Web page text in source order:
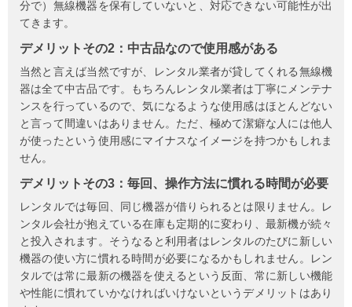
分で）無線機器を保有していないと、対応できない可能性が出
てきます。
デメリットその2：中古品なので使用感がある
当然と言えば当然ですが、レンタル業者が貸してくれる無線機
器は全て中古品です。もちろんレンタル業者は丁寧にメンテナ
ンスを行っているので、気になるような使用感はほとんどない
と言って間違いはありません。ただ、極めて潔癖な人には他人
が使ったという使用感にマイナスなイメージを持つかもしれま
せん。
デメリットその3：毎回、操作方法に慣れる時間が必要
レンタルでは毎回、同じ機器が借りられるとは限りません。レ
ンタル会社が抱えている在庫も定期的に変わり、最新機が続々
と投入されます。そうなると利用者はレンタルのたびに新しい
機器の使い方に慣れる時間が必要になるかもしれません。レン
タルでは常に最新の機器を使えるという反面、常に新しい機能
や性能に慣れていかなければいけないというデメリットはあり